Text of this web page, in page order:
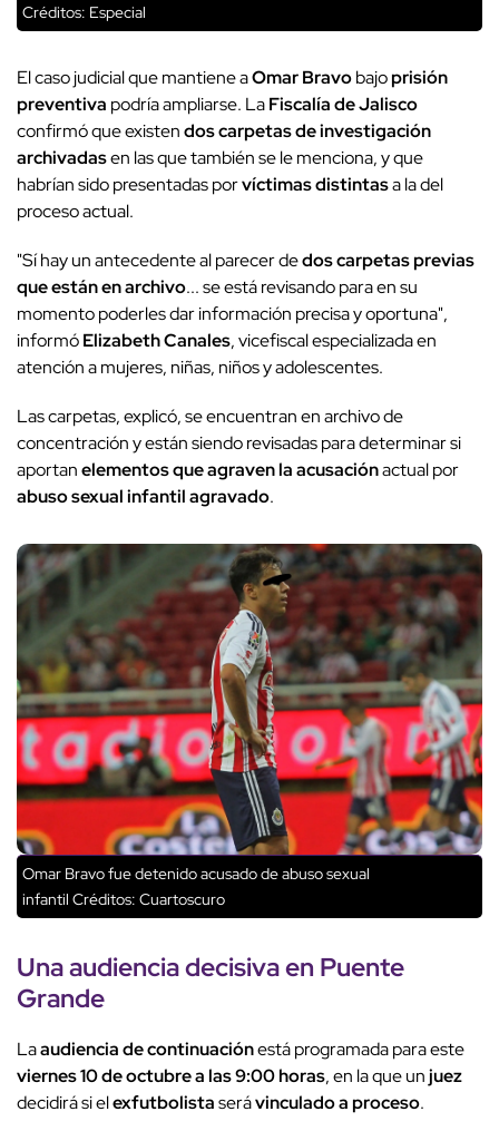
Créditos: Especial
El caso judicial que mantiene aOmar Bravobajoprisión
preventiva podría ampliarse. LaFiscalía de Jalisco
confirmó que existendos carpetas de investigación
archivadasen las que también se le menciona, y que
habrían sido presentadas porvíctimas distintasa la del
proceso actual.
"Sí hay un antecedente al parecer dedos carpetas previas
que están en archivo... se está revisando para en su
momento poderles dar información precisa y oportuna",
informóElizabeth Canales, vicefiscal especializada en
atención a mujeres, niñas, niños y adolescentes.
Las carpetas, explicó, se encuentran en archivo de
concentración y están siendo revisadas para determinar si
aportanelementos queagraven la acusaciónactual por
abuso sexual infantil agravado.
Omar Bravo fue detenido acusado de abuso sexual
infantil Créditos: Cuartoscuro
Una audiencia decisiva en Puente
Grande
Laaudiencia de continuaciónestá programada para este
viernes 10 de octubre a las 9:00 horas, en la que unjuez
decidirá si elexfutbolistaserávinculado a proceso.